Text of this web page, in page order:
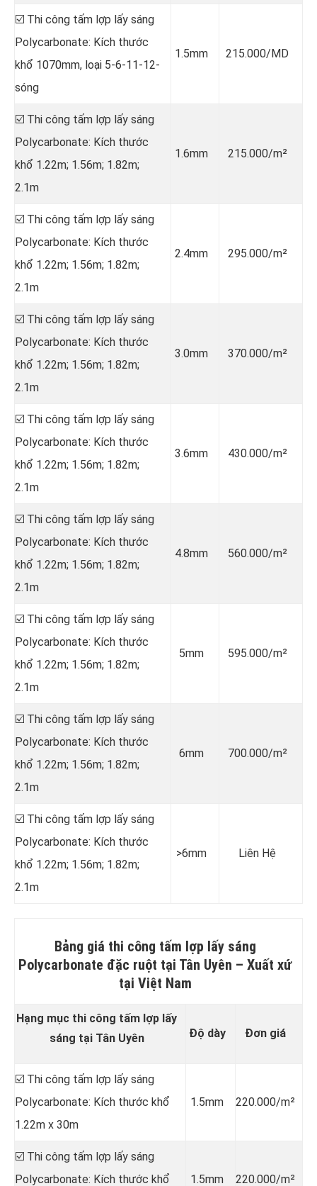
☑️ Thi công tấm lợp lấy sáng
Polycarbonate: Kích thước
khổ 1070mm, loại 5-6-11-12-
sóng
1.5mm 215.000/MD
☑️ Thi công tấm lợp lấy sáng
Polycarbonate: Kích thước
khổ 1.22m; 1.56m; 1.82m;
2.1m
1.6mm 215.000/m²
☑️ Thi công tấm lợp lấy sáng
Polycarbonate: Kích thước
khổ 1.22m; 1.56m; 1.82m;
2.1m
2.4mm 295.000/m²
☑️ Thi công tấm lợp lấy sáng
Polycarbonate: Kích thước
khổ 1.22m; 1.56m; 1.82m;
2.1m
3.0mm 370.000/m²
☑️ Thi công tấm lợp lấy sáng
Polycarbonate: Kích thước
khổ 1.22m; 1.56m; 1.82m;
2.1m
3.6mm 430.000/m²
☑️ Thi công tấm lợp lấy sáng
Polycarbonate: Kích thước
khổ 1.22m; 1.56m; 1.82m;
2.1m
4.8mm 560.000/m²
☑️ Thi công tấm lợp lấy sáng
Polycarbonate: Kích thước
khổ 1.22m; 1.56m; 1.82m;
2.1m
5mm 595.000/m²
☑️ Thi công tấm lợp lấy sáng
Polycarbonate: Kích thước
khổ 1.22m; 1.56m; 1.82m;
2.1m
6mm 700.000/m²
☑️ Thi công tấm lợp lấy sáng
Polycarbonate: Kích thước
khổ 1.22m; 1.56m; 1.82m;
2.1m
>6mm Liên Hệ
Bảng giá thi công tấm lợp lấy sáng
Polycarbonate đặc ruột tại Tân Uyên – Xuất xứ
tại Việt Nam
Hạng mục thi công tấm lợp lấy
sáng tại Tân Uyên
Độ dày Đơn giá
☑️ Thi công tấm lợp lấy sáng
Polycarbonate: Kích thước khổ
1.22m x 30m
1.5mm 220.000/m²
☑️ Thi công tấm lợp lấy sáng
Polycarbonate: Kích thước khổ
1.5mm 220.000/m²